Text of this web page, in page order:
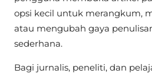
opsi kecil untuk merangkum,
atau mengubah gaya
sederhana.
Bagi jurnalis, peneliti, dan